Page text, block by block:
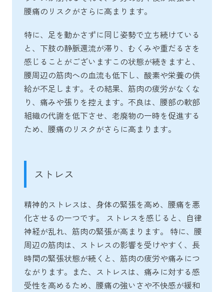
腰痛のリスクがさらに高まります。
特に、足を動かさずに同じ姿勢で立ち続けている
と、下肢の静脈還流が滞り、むくみや重だるさを
感じることがございますこの状態が続きますと、
腰周辺の筋肉への血流も低下し、酸素や栄養の供
給が不足します。その結果、筋肉の疲労がなくな
り、痛みや張りを控えます。不良は、腰部の軟部
組織の代謝を低下させ、老廃物の一時を促進する
ため、腰痛のリスクがさらに高まります。
ストレス
精神的ストレスは、身体の緊張を高め、腰痛を悪
化させるの一つです。 ストレスを感じると、自律
神経が乱れ、筋肉の緊張が高まります。 特に、腰
周辺の筋肉は、ストレスの影響を受けやすく、長
時間の緊張状態が続くと、筋肉の疲労や痛みにつ
ながります。また、ストレスは、痛みに対する感
受性を高めるため、腰痛の強いさや不快感が緩和